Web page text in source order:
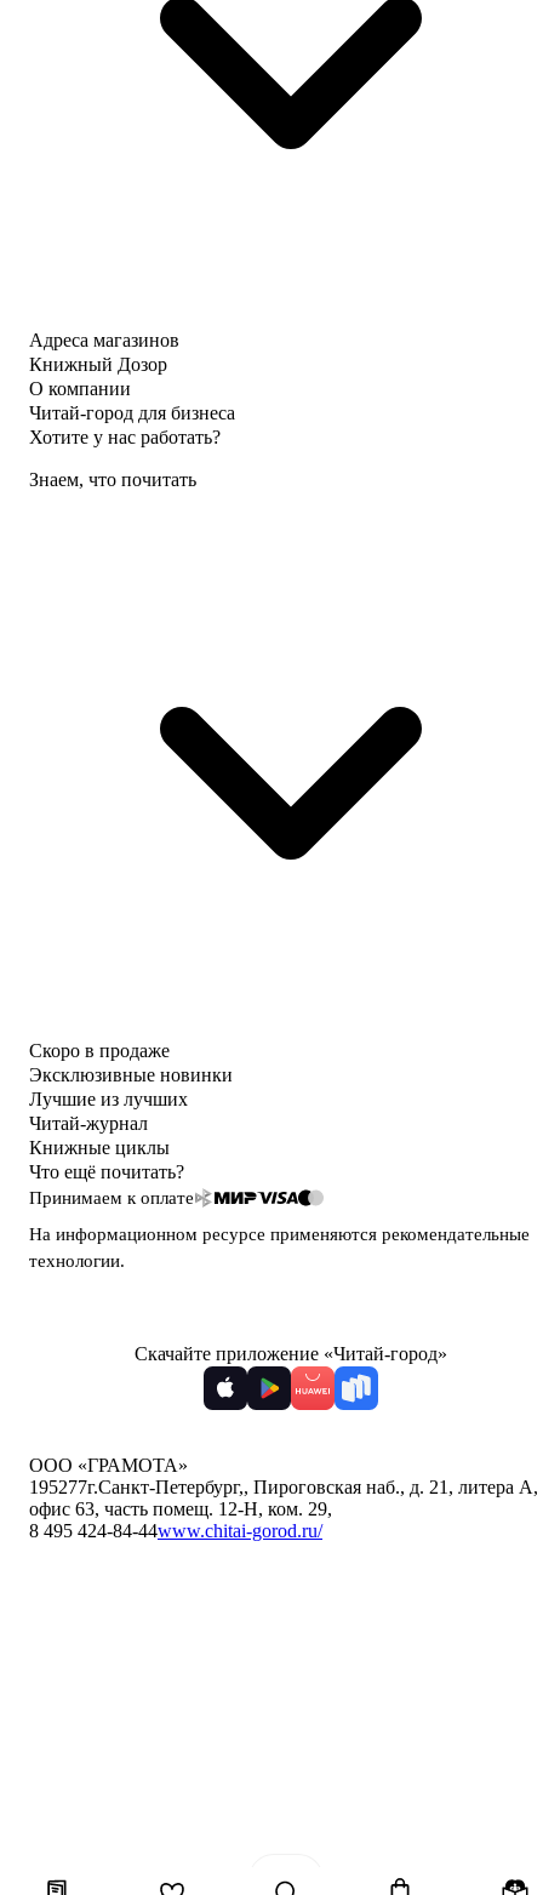
Адреса магазинов
Книжный Дозор
О компании
Читай-город для бизнеса
Хотите у нас работать?
Знаем, что почитать
Скоро в продаже
Эксклюзивные новинки
Лучшие из лучших
Читай-журнал
Книжные циклы
Что ещё почитать?
Принимаем к оплате
На информационном ресурсе применяются рекомендательные
технологии.
Скачайте приложение «Читай-город»
ООО «ГРАМОТА»
195277г.Санкт-Петербург,, Пироговская наб., д. 21, литера А,
офис 63, часть помещ. 12-Н, ком. 29,
8 495 424-84-44www.chitai-gorod.ru/